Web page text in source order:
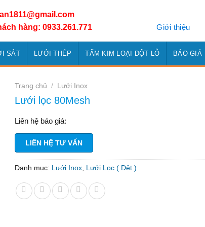
hàng: 0933.261.771
Giới thiệu
SẮT LƯỚI THÉP TẤM KIM LOẠI ĐỘT LỖ BÁO GIÁ
Trang chủ / Lưới Inox
Lưới lọc 80Mesh
Liên hệ báo giá:
LIÊN HỆ TƯ VẤN
Danh mục: Lưới Inox Lưới Lọc ( Dệt )